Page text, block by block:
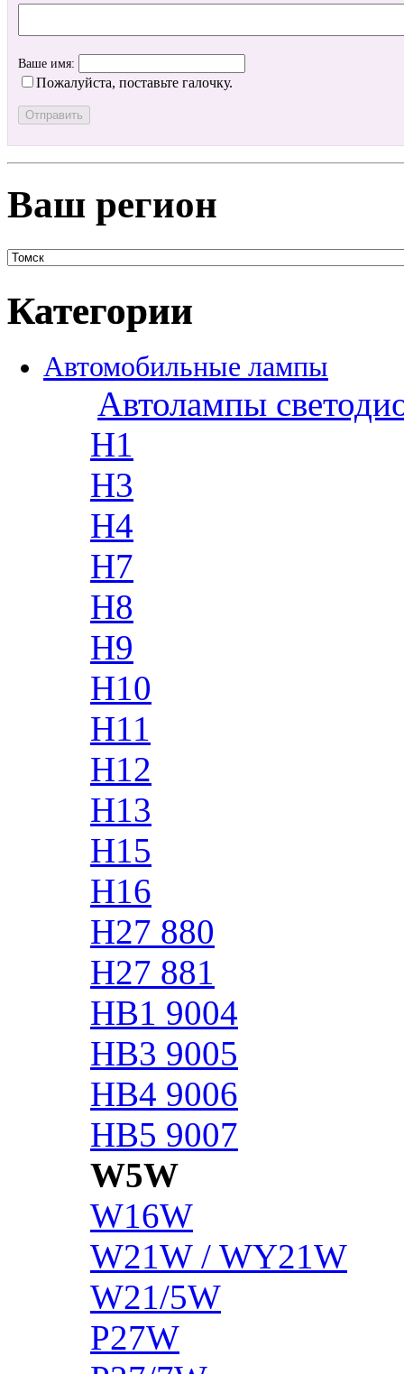
Ваше имя:
Пожалуйста, поставьте галочку.
Ваш регион
Категории
Автомобильные лампы
Автолампы
H1
H3
H4
H7
H8
H9
H10
H11
H12
H13
H15
H16
H27 880
H27 881
HB1 9004
HB3 9005
HB4 9006
HB5 9007
W5W
W16W
W21W / WY21W
W21/5W
P27W